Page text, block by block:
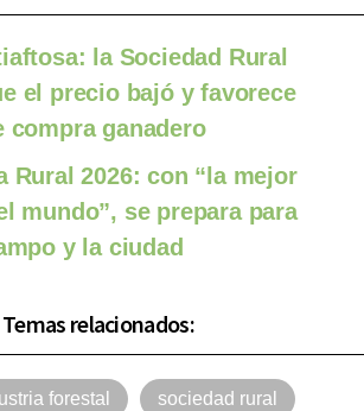
la Sociedad Rural
el precio bajó y favorece
compra ganadero
Rural 2026: con “la mejor
mundo”, se prepara para
y la ciudad
Temas relacionados:
forestal sociedad rural